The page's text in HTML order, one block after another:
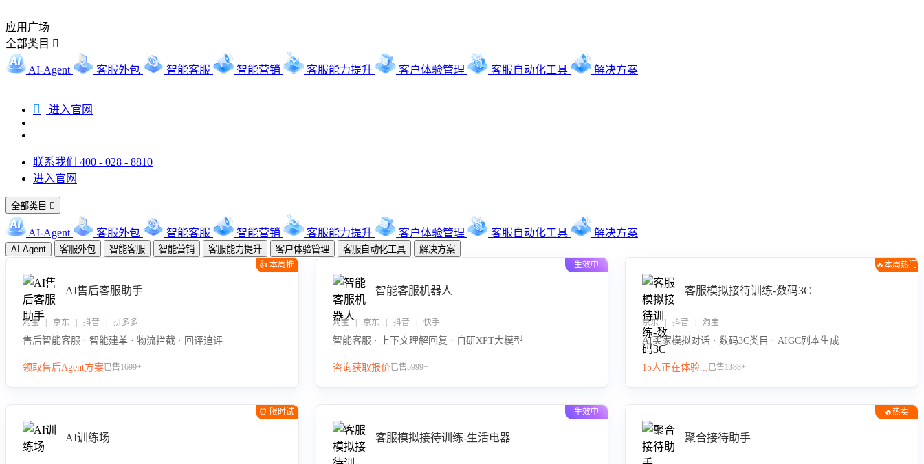
应用广场
全部类目 
AI-Agent 客服外包 智能客服 智能营销 客服能力提升 客户体验管理 客服自动化工具 解决方案
 进入官网
联系我们 400 - 028 - 8810
进入官网
全部类目 
AI-Agent 客服外包 智能客服 智能营销 客服能力提升 客户体验管理 客服自动化工具 解决方案
AI-Agent 客服外包 智能客服 智能营销 客服能力提升 客户体验管理 客服自动化工具 解决方案
👍 本周推
AI售后客服助手
淘宝 | 京东 | 抖音 | 拼多多
售后智能客服 · 智能建单 · 物流拦截 · 回评追评
领取售后Agent方案已售1699+
生效中
智能客服机器人
淘宝 | 京东 | 抖音 | 快手
智能客服 · 上下文理解回复 · 自研XPT大模型
咨询获取报价已售5999+
🔥本周热门
客服模拟接待训练-数码3C
京东 | 抖音 | 淘宝
AI买家模拟对话 · 数码3C类目 · AIGC剧本生成
15人正在体验...已售1388+
⏰ 限时试
AI训练场
生效中
客服模拟接待训练-生活电器
🔥热卖
聚合接待助手